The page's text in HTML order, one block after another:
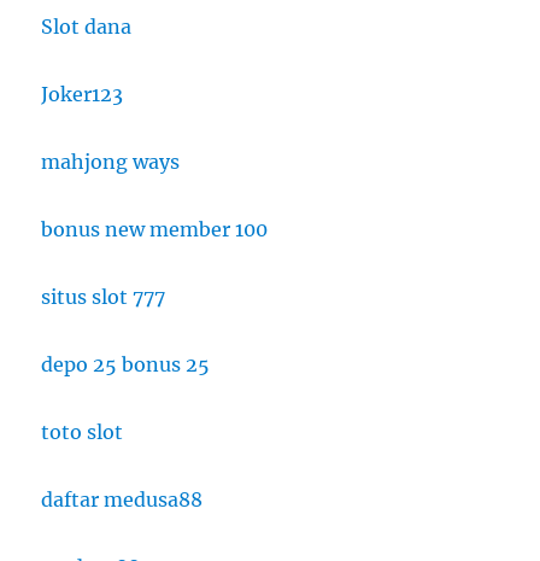
Slot dana
Joker123
mahjong ways
bonus new member 100
situs slot 777
depo 25 bonus 25
toto slot
daftar medusa88